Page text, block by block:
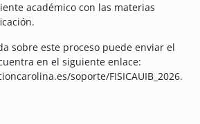
académico con las materias
sobre este proceso puede enviar el
en el siguiente enlace:
soporte/FISICAUIB_2026.